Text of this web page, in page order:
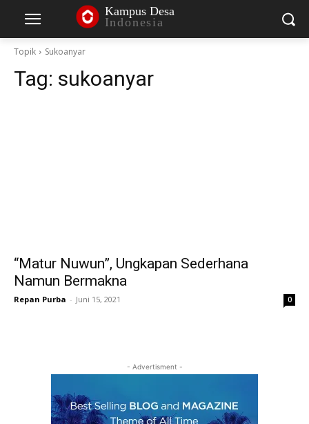
Kampus Desa
Indonesia
Topik Sukoanyar
Tag: sukoanyar
“Matur Nuwun”, Ungkapan Sederhana
Namun Bermakna
Repan Purba - Juni 15, 2021 0
- Advertisment -